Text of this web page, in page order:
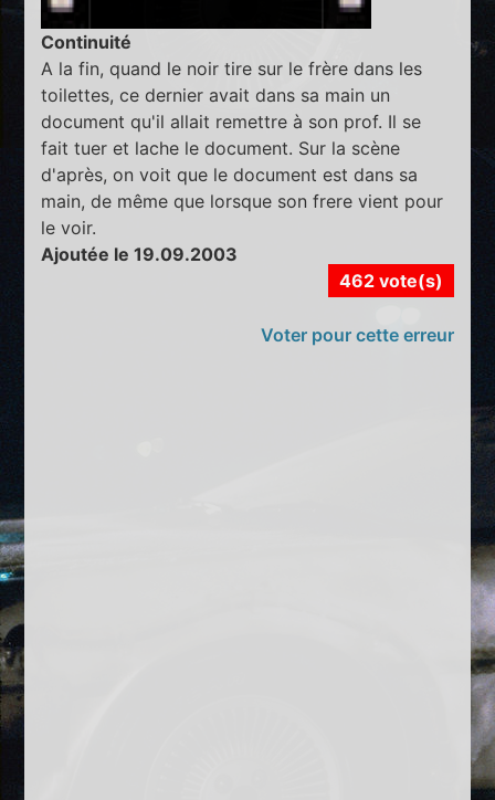
Continuité
A la fin, quand le noir tire sur le frère dans les
toilettes, ce dernier avait dans sa main un
document qu'il allait remettre à son prof. Il se
fait tuer et lache le document. Sur la scène
d'après, on voit que le document est dans sa
main, de même que lorsque son frere vient pour
le voir.
Ajoutée le 19.09.2003
462 vote(s)
Voter pour cette erreur